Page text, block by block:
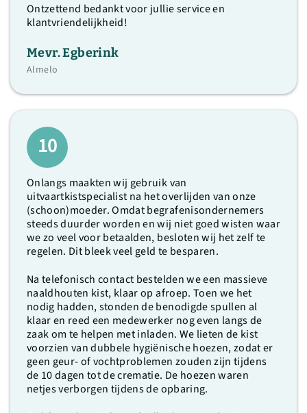
Ontzettend bedankt voor jullie service en
klantvriendelijkheid!
Mevr. Egberink
Almelo
10
Onlangs maakten wij gebruik van
uitvaartkistspecialist na het overlijden van onze
(schoon)moeder. Omdat begrafenisondernemers
steeds duurder worden en wij niet goed wisten waar
we zo veel voor betaalden, besloten wij het zelf te
regelen. Dit bleek veel geld te besparen.
Na telefonisch contact bestelden we een massieve
naaldhouten kist, klaar op afroep. Toen we het
nodig hadden, stonden de benodigde spullen al
klaar en reed een medewerker nog even langs de
zaak om te helpen met inladen. We lieten de kist
voorzien van dubbele hygiënische hoezen, zodat er
geen geur- of vochtproblemen zouden zijn tijdens
de 10 dagen tot de crematie. De hoezen waren
netjes verborgen tijdens de opbaring.